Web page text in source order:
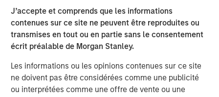
J’accepte et comprends que les informations
contenues sur ce site ne peuvent être reproduites ou
transmises en tout ou en partie sans le consentement
écrit préalable de Morgan Stanley.
Les informations ou les opinions contenues sur ce site
ne doivent pas être considérées comme une publicité
ou interprétées comme une offre de vente ou une
Generally referred to as thematic investing.
In my opinion, the odds of active management
successfully delivering superior results over time
disposal is very low.
This is why Applied Equity embraces a top-down
investment approach overlayed with bottom-up